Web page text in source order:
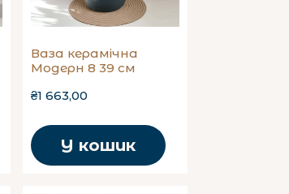
Ваза керамічна
Модерн 8 39 см
₴1 663,00
У кошик